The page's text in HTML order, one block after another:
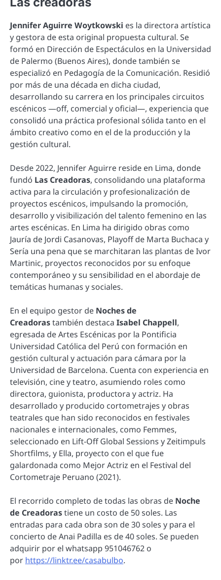
Jennifer Aguirre Woytkowski es la directora artística
y gestora de esta original propuesta cultural. Se
formó en Dirección de Espectáculos en la Universidad
de Palermo (Buenos Aires), donde también se
especializó en Pedagogía de la Comunicación. Residió
por más de una década en dicha ciudad,
desarrollando su carrera en los principales circuitos
escénicos —off, comercial y oficial—, experiencia que
consolidó una práctica profesional sólida tanto en el
ámbito creativo como en el de la producción y la
gestión cultural.
Desde 2022, Jennifer Aguirre reside en Lima, donde
fundó Las Creadoras, consolidando una plataforma
activa para la circulación y profesionalización de
proyectos escénicos, impulsando la promoción,
desarrollo y visibilización del talento femenino en las
artes escénicas. En Lima ha dirigido obras como
Jauría de Jordi Casanovas, Playoff de Marta Buchaca y
Sería una pena que se marchitaran las plantas de Ivor
Martinic, proyectos reconocidos por su enfoque
contemporáneo y su sensibilidad en el abordaje de
temáticas humanas y sociales.
En el equipo gestor de Noches de
Creadorastambién destaca Isabel Chappell,
egresada de Artes Escénicas por la Pontificia
Universidad Católica del Perú con formación en
gestión cultural y actuación para cámara por la
Universidad de Barcelona. Cuenta con experiencia en
televisión, cine y teatro, asumiendo roles como
directora, guionista, productora y actriz. Ha
desarrollado y producido cortometrajes y obras
teatrales que han sido reconocidos en festivales
nacionales e internacionales, como Femmes,
seleccionado en Lift-Off Global Sessions y Zeitimpuls
Shortfilms, y Ella, proyecto con el que fue
galardonada como Mejor Actriz en el Festival del
Cortometraje Peruano (2021).
El recorrido completo de todas las obras de Noche
de Creadorastiene un costo de 50 soles. Las
entradas para cada obra son de 30 soles y para el
concierto de Anai Padilla es de 40 soles. Se pueden
adquirir por el whatsapp 951046762 o
por https://linktr.ee/casabulbo.